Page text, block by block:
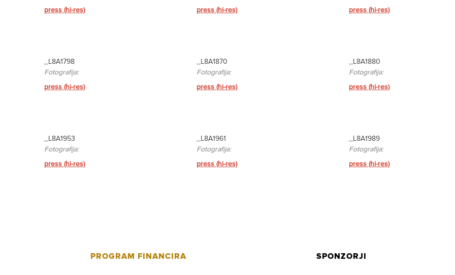
press (hi-res)
press (hi-res)
press (hi-res)
_L8A1798
Fotografija:
press (hi-res)
_L8A1870
Fotografija:
press (hi-res)
_L8A1880
Fotografija:
press (hi-res)
_L8A1953
Fotografija:
press (hi-res)
_L8A1961
Fotografija:
press (hi-res)
_L8A1989
Fotografija:
press (hi-res)
PROGRAM FINANCIRA SPONZORJI